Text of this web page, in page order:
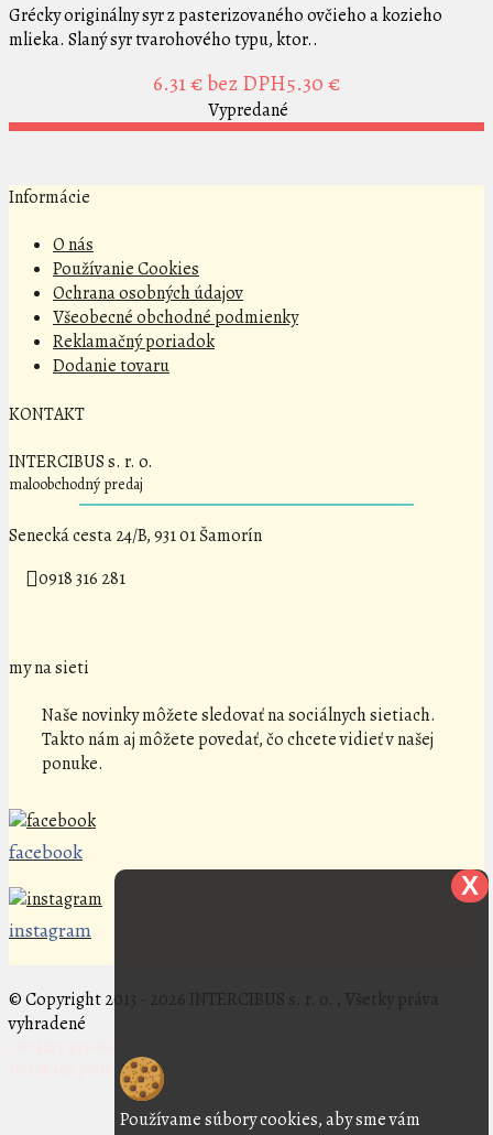
Grécky originálny syr z pasterizovaného ovčieho a kozieho
mlieka. Slaný syr tvarohového typu, ktor..
6.31 €bez DPH5.30 €
Vypredané
Informácie
O nás
Používanie Cookies
Ochrana osobných údajov
Všeobecné obchodné podmienky
Reklamačný poriadok
Dodanie tovaru
KONTAKT
INTERCIBUS s. r. o.
maloobchodný predaj
Senecká cesta 24/B, 931 01 Šamorín
0918 316 281
my na sieti
Naše novinky môžete sledovať na sociálnych sietiach.
Takto nám aj môžete povedať, čo chcete vidieť v našej
ponuke.
facebook
instagram
© Copyright 2013 - 2026 INTERCIBUS s. r. o. , Všetky práva
vyhradené
stránkach podliehajú autorským právam.
Používame súbory cookies, aby sme vám
X